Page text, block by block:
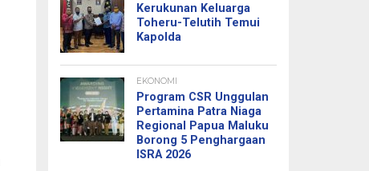
Kerukunan Keluarga
Toheru-Telutih Temui
Kapolda
EKONOMI
Program CSR Unggulan
Pertamina Patra Niaga
Regional Papua Maluku
Borong 5 Penghargaan
ISRA 2026